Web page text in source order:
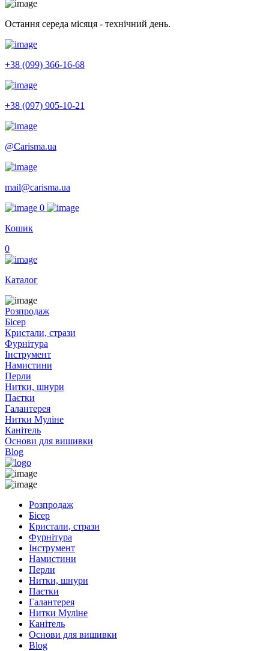
Остання середа місяця - технічний день.
+38 (099) 366-16-68
+38 (097) 905-10-21
@Carisma.ua
mail@carisma.ua
0
Кошик
0
Каталог
Розпродаж
Бісер
Кристали, стрази
Фурнітура
Інструмент
Намистини
Перли
Нитки, шнури
Паєтки
Галантерея
Нитки Муліне
Канітель
Основи для вишивки
Blog
Розпродаж
Бісер
Кристали, стрази
Фурнітура
Інструмент
Намистини
Перли
Нитки, шнури
Паєтки
Галантерея
Нитки Муліне
Канітель
Основи для вишивки
Blog